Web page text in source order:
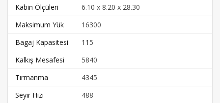
Kabin Ölçüleri
6.10 x 8.20 x 28.30
Maksimum Yük
16300
Bagaj Kapasitesi
115
Kalkış Mesafesi
5840
Tırmanma
4345
Seyir Hızı
488